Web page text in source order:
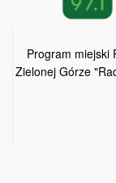
Program miejski
Zielonej Górze